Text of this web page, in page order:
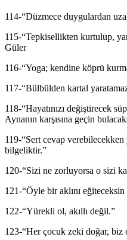
114-“Düzmece duygulardan
115-“Tepkisellikten kurtulup,
Güler
116-“Yoga; kendine köprü
117-“Bülbülden kartal
118-“Hayatınızı değiştirecek
Aynanın karşısına geçin
119-“Sert cevap
bilgeliktir.”
120-“Sizi ne zorluyorsa o sizi
121-“Öyle bir aklını
122-“Yürekli ol, akıllı değil.”
123-“Her çocuk zeki doğar, biz